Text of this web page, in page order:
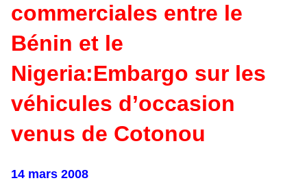
commerciales entre le
Bénin et le
Nigeria:Embargo sur les
véhicules d’occasion
venus de Cotonou
14 mars 2008